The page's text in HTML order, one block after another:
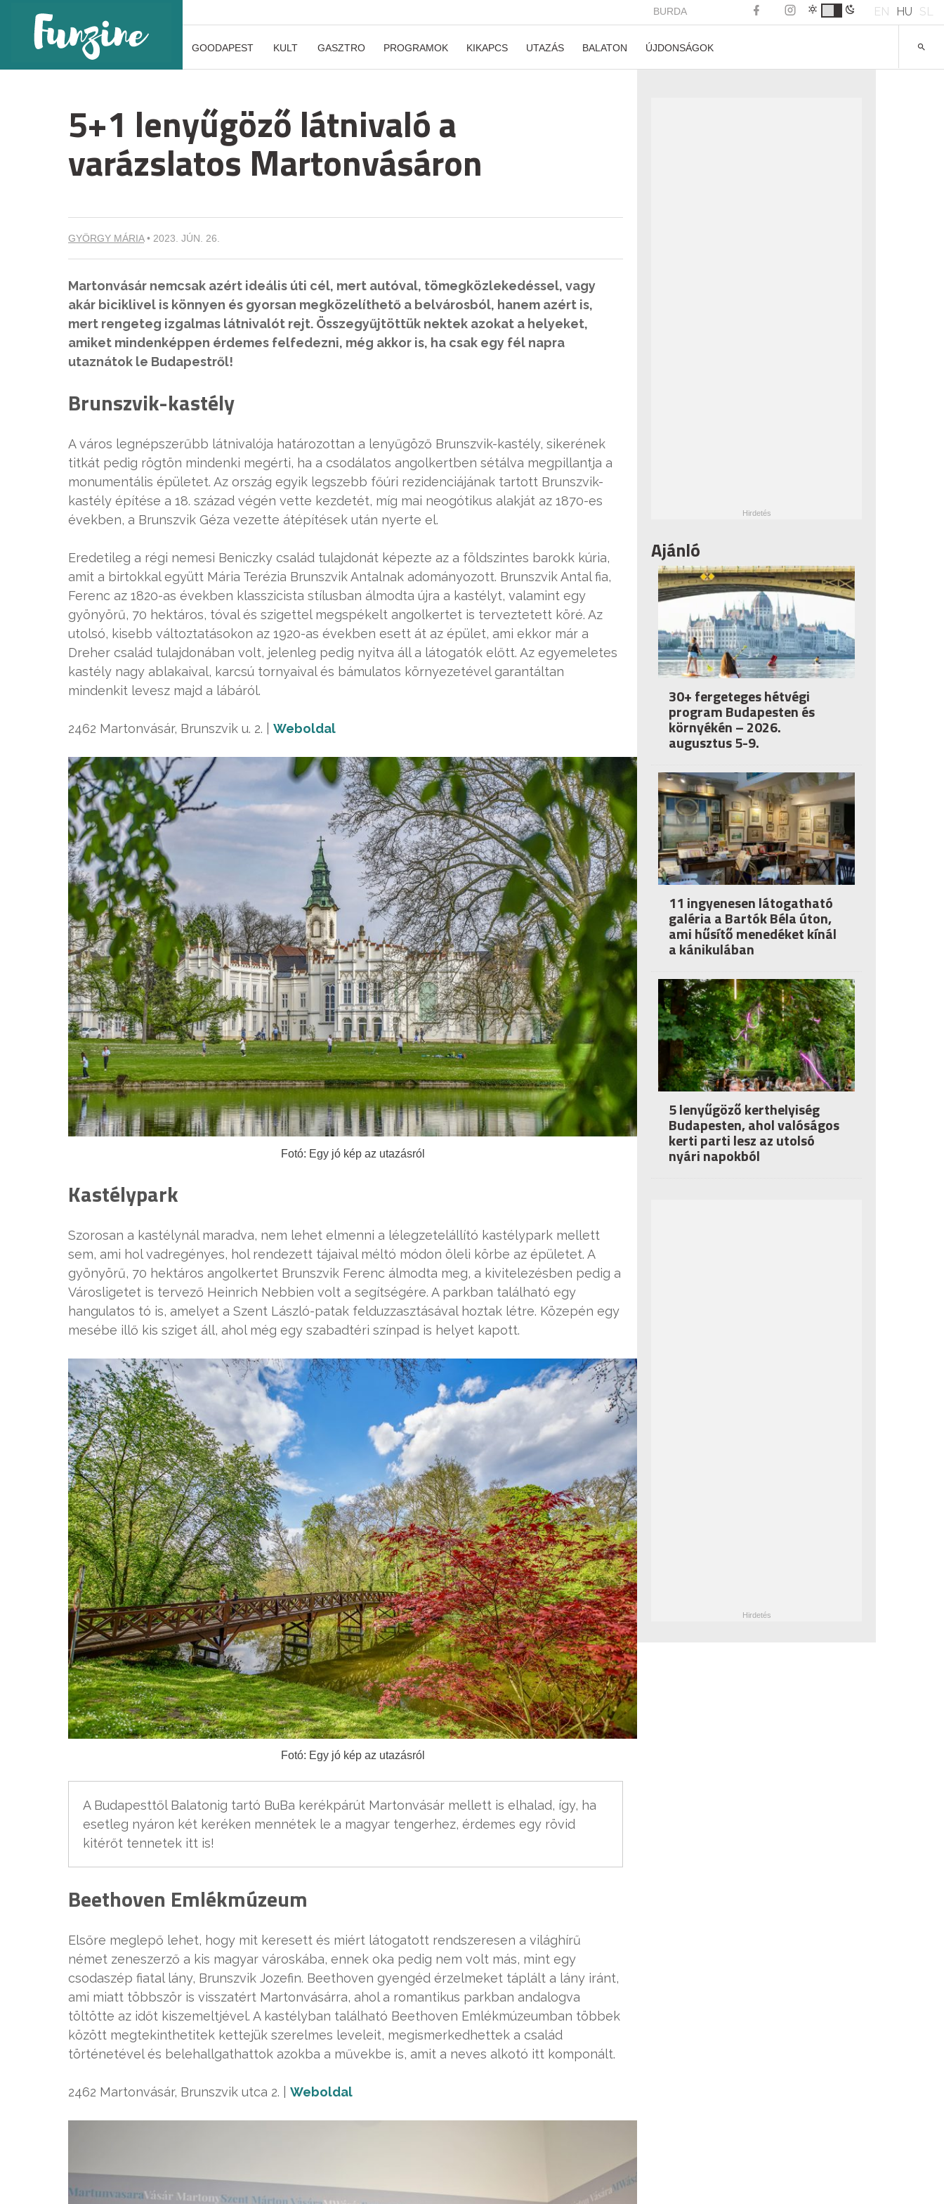
BURDA EN HU SL
GOODAPEST KULT GASZTRO PROGRAMOK KIKAPCS UTAZÁS BALATON ÚJDONSÁGOK
5+1 lenyűgöző látnivaló a
varázslatos Martonvásáron
GYÖRGY MÁRIA• 2023. JÚN. 26.
Martonvásár nemcsak azért ideális úti cél, mert autóval, tömegközlekedéssel, vagy
akár biciklivel is könnyen és gyorsan megközelíthető a belvárosból, hanem azért is,
mert rengeteg izgalmas látnivalót rejt. Összegyűjtöttük nektek azokat a helyeket,
amiket mindenképpen érdemes felfedezni, még akkor is, ha csak egy fél napra
utaznátok le Budapestről!
Brunszvik-kastély
A város legnépszerűbb látnivalója határozottan a lenyűgöző Brunszvik-kastély, sikerének
titkát pedig rögtön mindenki megérti, ha a csodálatos angolkertben sétálva megpillantja a
monumentális épületet. Az ország egyik legszebb főúri rezidenciájának tartott Brunszvik-
kastély építése a 18. század végén vette kezdetét, míg mai neogótikus alakját az 1870-es
években, a Brunszvik Géza vezette átépítések után nyerte el.
Eredetileg a régi nemesi Beniczky család tulajdonát képezte az a földszintes barokk kúria,
amit a birtokkal együtt Mária Terézia Brunszvik Antalnak adományozott. Brunszvik Antal fia,
Ferenc az 1820-as években klasszicista stílusban álmodta újra a kastélyt, valamint egy
gyönyörű, 70 hektáros, tóval és szigettel megspékelt angolkertet is terveztetett köré. Az
utolsó, kisebb változtatásokon az 1920-as években esett át az épület, ami ekkor már a
Dreher család tulajdonában volt, jelenleg pedig nyitva áll a látogatók előtt. Az egyemeletes
kastély nagy ablakaival, karcsú tornyaival és bámulatos környezetével garantáltan
mindenkit levesz majd a lábáról.
2462 Martonvásár, Brunszvik u. 2. | Weboldal
Fotó: Egy jó kép az utazásról
Kastélypark
Szorosan a kastélynál maradva, nem lehet elmenni a lélegzetelállító kastélypark mellett
sem, ami hol vadregényes, hol rendezett tájaival méltó módon öleli körbe az épületet. A
gyönyörű, 70 hektáros angolkertet Brunszvik Ferenc álmodta meg, a kivitelezésben pedig a
Városligetet is tervező Heinrich Nebbien volt a segítségére. A parkban található egy
hangulatos tó is, amelyet a Szent László-patak felduzzasztásával hoztak létre. Közepén egy
mesébe illő kis sziget áll, ahol még egy szabadtéri színpad is helyet kapott.
Fotó: Egy jó kép az utazásról
A Budapesttől Balatonig tartó BuBa kerékpárút Martonvásár mellett is elhalad, így, ha
esetleg nyáron két keréken mennétek le a magyar tengerhez, érdemes egy rövid
kitérőt tennetek itt is!
Beethoven Emlékmúzeum
Elsőre meglepő lehet, hogy mit keresett és miért látogatott rendszeresen a világhírű
német zeneszerző a kis magyar városkába, ennek oka pedig nem volt más, mint egy
csodaszép fiatal lány, Brunszvik Jozefin. Beethoven gyengéd érzelmeket táplált a lány iránt,
ami miatt többször is visszatért Martonvásárra, ahol a romantikus parkban andalogva
töltötte az időt kiszemeltjével. A kastélyban található Beethoven Emlékmúzeumban többek
között megtekinthetitek kettejük szerelmes leveleit, megismerkedhettek a család
történetével és belehallgathattok azokba a művekbe is, amit a neves alkotó itt komponált.
2462 Martonvásár, Brunszvik utca 2. | Weboldal
Ajánló
30+ fergeteges hétvégi
program Budapesten és
környékén – 2026.
augusztus 5-9.
11 ingyenesen látogatható
galéria a Bartók Béla úton,
ami hűsítő menedéket kínál
a kánikulában
5 lenyűgöző kerthelyiség
Budapesten, ahol valóságos
kerti parti lesz az utolsó
nyári napokból